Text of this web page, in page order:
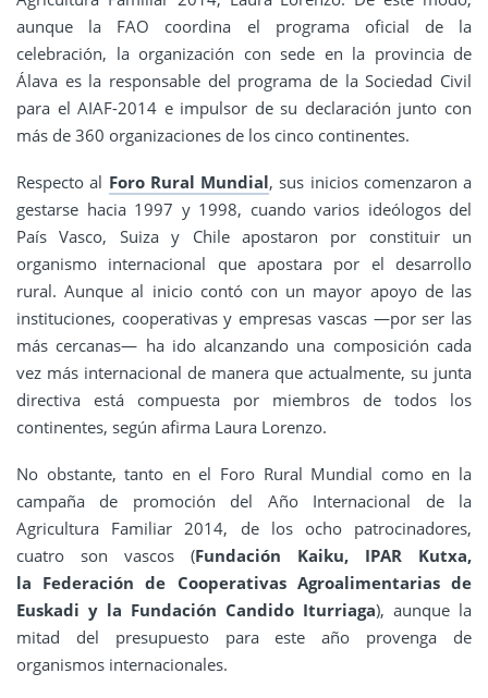
aunque la FAO coordina el programa oficial de la
celebración, la organización con sede en la provincia de
Álava es la responsable del programa de la Sociedad Civil
para el AIAF-2014 e impulsor de su declaración junto con
más de 360 organizaciones de los cinco continentes.
Respecto al Foro Rural Mundial, sus inicios comenzaron a
gestarse hacia 1997 y 1998, cuando varios ideólogos del
País Vasco, Suiza y Chile apostaron por constituir un
organismo internacional que apostara por el desarrollo
rural. Aunque al inicio contó con un mayor apoyo de las
instituciones, cooperativas y empresas vascas —por ser las
más cercanas— ha ido alcanzando una composición cada
vez más internacional de manera que actualmente, su junta
directiva está compuesta por miembros de todos los
continentes, según afirma Laura Lorenzo.
No obstante, tanto en el Foro Rural Mundial como en la
campaña de promoción del Año Internacional de la
Agricultura Familiar 2014, de los ocho patrocinadores,
cuatro son vascos (Fundación Kaiku, IPAR Kutxa,
la Federación de Cooperativas Agroalimentarias de
Euskadi y la Fundación Candido Iturriaga), aunque la
mitad del presupuesto para este año provenga de
organismos internacionales.